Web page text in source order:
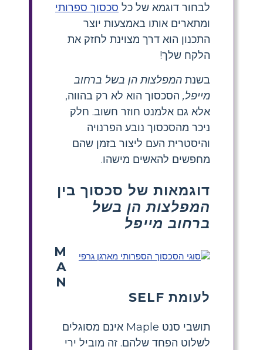
לבחור דוגמא של כל סכסוך ספרותי
ומתארים אותו באמצעות יוצר
התכנון הוא דרך מצוינת לחזק את
הלקח שלך!
בשנת המפלצות הן בשל ברחוב
מייפל, הסכסוך הוא לא רק בהווה,
אלא גם אלמנט חוזר חשוב. חלק
ניכר מהסכסוך נובע הפרנויה
והיסטרית העם ליצור בזמן שהם
מחפשים להאשים מישהו.
דוגמאות של סכסוך בין
המפלצות הן בשל
ברחוב מייפל
M
A
N
לעומת SELF
תושבי סנט Maple אינם מסוגלים
לשלוט הפחד שלהם. זה מוביל ירי